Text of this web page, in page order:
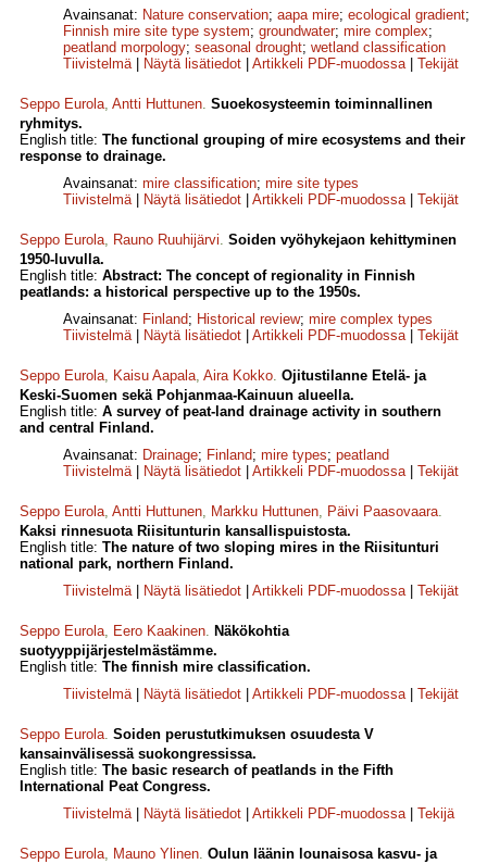
Avainsanat: Nature conservation; aapa mire; ecological gradient;
Finnish mire site type system; groundwater; mire complex;
peatland morpology; seasonal drought; wetland classification
Tiivistelmä| Näytä lisätiedot Artikkeli PDF-muodossa| Tekijät
Seppo Eurola, Antti Huttunen. Suoekosysteemin toiminnallinen
ryhmitys.
English title: The functional grouping of mire ecosystems and their
response to drainage.
Avainsanat: mire classification; mire site types
Tiivistelmä| Näytä lisätiedot Artikkeli PDF-muodossa| Tekijät
Seppo Eurola, Rauno Ruuhijärvi. Soiden vyöhykejaon kehittyminen
1950-luvulla.
English title: Abstract: The concept of regionality in Finnish
peatlands: a historical perspective up to the 1950s.
Avainsanat: Finland; Historical review; mire complex types
Tiivistelmä| Näytä lisätiedot Artikkeli PDF-muodossa| Tekijät
Seppo Eurola, Kaisu Aapala, Aira Kokko. Ojitustilanne Etelä- ja
Keski-Suomen sekä Pohjanmaa-Kainuun alueella.
English title: A survey of peat-land drainage activity in southern
and central Finland.
Avainsanat: Drainage; Finland; mire types; peatland
Tiivistelmä| Näytä lisätiedot Artikkeli PDF-muodossa| Tekijät
Seppo Eurola, Antti Huttunen, Markku Huttunen, Päivi Paasovaara.
Kaksi rinnesuota Riisitunturin kansallispuistosta.
English title: The nature of two sloping mires in the Riisitunturi
national park, northern Finland.
Tiivistelmä| Näytä lisätiedot Artikkeli PDF-muodossa| Tekijät
Seppo Eurola, Eero Kaakinen. Näkökohtia
suotyyppijärjestelmästämme.
English title: The finnish mire classification.
Tiivistelmä| Näytä lisätiedot Artikkeli PDF-muodossa| Tekijät
Seppo Eurola. Soiden perustutkimuksen osuudesta V
kansainvälisessä suokongressissa.
English title: The basic research of peatlands in the Fifth
International Peat Congress.
Tiivistelmä| Näytä lisätiedot Artikkeli PDF-muodossa| Tekijä
Seppo Eurola, Mauno Ylinen. Oulun läänin lounaisosa kasvu- ja